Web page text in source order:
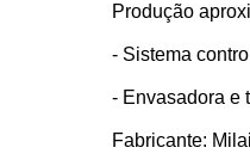
Produção
- Sistema
- Envasadora e
Fabricante: